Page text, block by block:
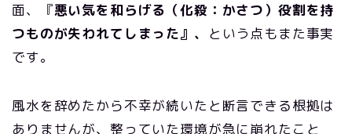
面、『悪い気を和らげる（化殺：かさつ）役割を持
つものが失われてしまった』、 という点もまた事実
です。
風水を辞めたから不幸が続いたと断言できる根拠は
ありませんが、整っていた環境が急に崩れたこと